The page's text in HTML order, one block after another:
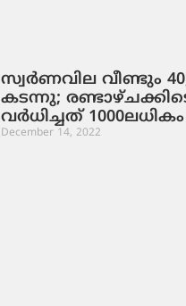
സ്വര്‍ണവില വീണ്ടും
കടന്നു;
വര്‍ധിച്ചത്
December 14, 2022